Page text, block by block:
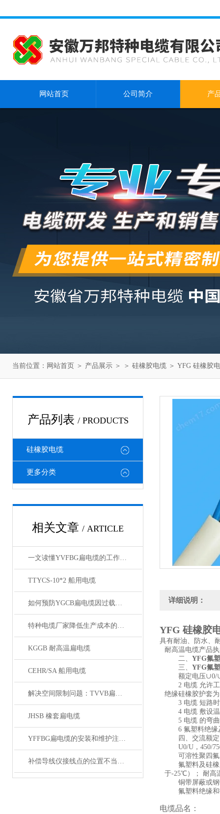
网站首页 公司简介 产
当前位置： 网站首页 ＞ 产品展示 ＞ ＞ 硅橡胶电缆 ＞ YFG 硅橡胶
产品列表 / PRODUCTS
硅橡胶电缆
更多分类
相关文章 / ARTICLE
一文读懂YVFBG扁电缆的工作原理与应用
TTYCS-10*2 船用电缆
如何预防YGCB扁电缆因过载而起火
特种电缆厂家降低生产成本的合理手段
KGGB 耐高温扁电缆
CEHR/SA 船用电缆
解决空间限制问题：TVVB扁电缆在紧凑环境中的优势
JHSB 橡套扁电缆
YFFBG扁电缆的安装和维护注意事项是什么
补偿导线仪接线点的位置不当，易引起误差
详细说明：
YFG 硅橡胶
具有耐油、防水、
耐高温电缆产品
二、 YFG氟
三、 YFG氟
额定电压∪0/∪
2 电缆 允许工
绝缘硅橡胶护套
3 电缆 短路时
4 电缆 敷设温
5 电缆 的弯曲
6 氟塑料绝缘及
四、交流额定
U0/U，450/
可溶性聚四氟
氟塑料及硅橡
于-25℃）； 耐高
铜带屏蔽或钢
氟塑料绝缘和
电缆品名：